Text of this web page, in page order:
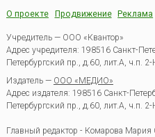
О проекте Продвижение Реклама
Учредитель — ООО «Квантор»
Адрес учредителя: 198516 Санкт-
Петербургский пр., д.60, лит.А, ч.п.
Издатель — ООО «МЕДИО»
Адрес издателя: 198516 Санкт-
Петербургский пр., д.60, лит.А, ч.п.
Главный редактор - Комарова Мария